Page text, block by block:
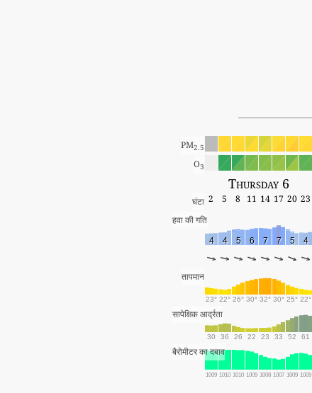
PM2.5
O3
Thursday 6
घंटा 2 5 8 11 14 17 20 23
हवा की गति
4 4 5 6 7 7 5 4
तापमान
23° 22° 26° 30° 32° 30° 25° 22°
सापेक्षिक आर्द्रता
30 36 26 22 23 33 52 61
बैरोमीटर का दबाव
1009 1010 1010 1009 1008 1007 1009 1009